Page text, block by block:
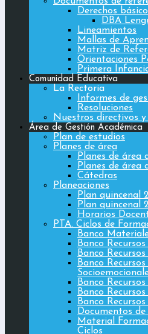
Derechos
DBA
Lineamientos
Mallas de
Matriz de
Orientaciones
Primera
Comunidad Educativa
La Rectoria
Informes de
Resoluciones
Nuestros directivos y
Área de Gestión Académica
Plan de estudios
Planes de área
Planes de área
Planes de área
Cátedras
Planeaciones
Plan quincenal
Plan quincenal
Horarios
PTA. Ciclos de
Banco
Banco
Banco
Banco
Banco
Banco
Banco
Documentos
Material
Ciclos